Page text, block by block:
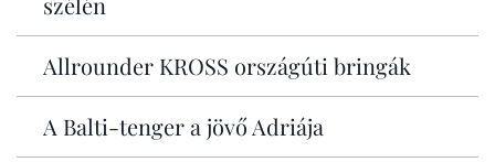
Allrounder KROSS országúti bringák
A Balti-tenger a jövő Adriája